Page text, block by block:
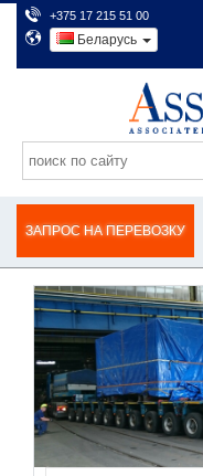
+375 17 215 51 00
Беларусь
ЗАПРОС НА ПЕРЕВОЗКУ